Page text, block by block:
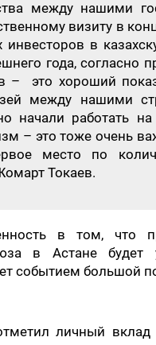
между нашими
визиту в
в
года, согласно
– это хороший
между нашими
начали работать
– это тоже очень
место по
Токаев.
в том, что
в Астане
событием большой
личный